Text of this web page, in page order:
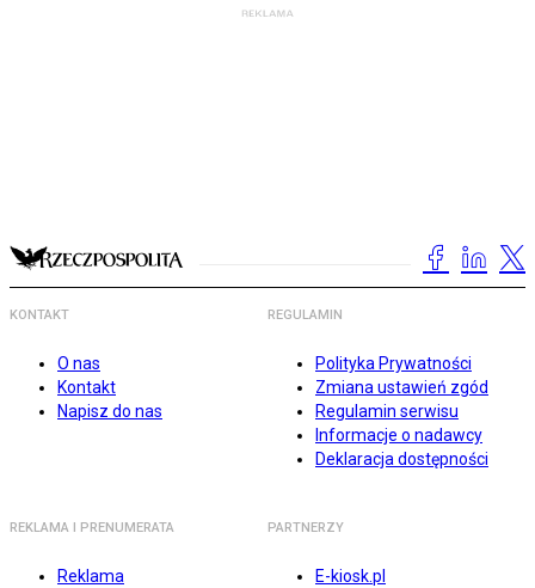
KONTAKT
O nas
Kontakt
Napisz do nas
REGULAMIN
Polityka Prywatności
Zmiana ustawień zgód
Regulamin serwisu
Informacje o nadawcy
Deklaracja dostępności
REKLAMA I PRENUMERATA
Reklama
PARTNERZY
E-kiosk.pl